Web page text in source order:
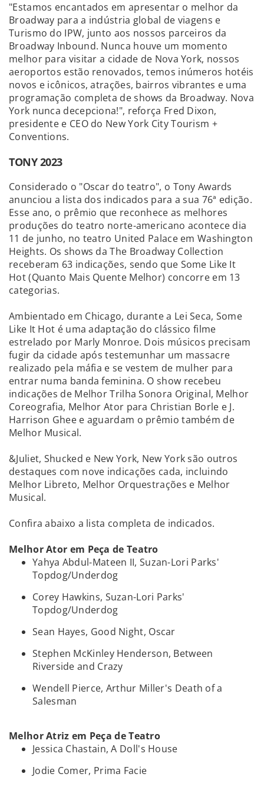
"Estamos encantados em apresentar o melhor da
Broadway para a indústria global de viagens e
Turismo do IPW, junto aos nossos parceiros da
Broadway Inbound. Nunca houve um momento
melhor para visitar a cidade de Nova York, nossos
aeroportos estão renovados, temos inúmeros hotéis
novos e icônicos, atrações, bairros vibrantes e uma
programação completa de shows da Broadway. Nova
York nunca decepciona!", reforça Fred Dixon,
presidente e CEO do New York City Tourism +
Conventions.
TONY 2023
Considerado o "Oscar do teatro", o Tony Awards
anunciou a lista dos indicados para a sua 76ª edição.
Esse ano, o prêmio que reconhece as melhores
produções do teatro norte-americano acontece dia
11 de junho, no teatro United Palace em Washington
Heights. Os shows da The Broadway Collection
receberam 63 indicações, sendo que Some Like It
Hot (Quanto Mais Quente Melhor) concorre em 13
categorias.
Ambientado em Chicago, durante a Lei Seca, Some
Like It Hot é uma adaptação do clássico filme
estrelado por Marly Monroe. Dois músicos precisam
fugir da cidade após testemunhar um massacre
realizado pela máfia e se vestem de mulher para
entrar numa banda feminina. O show recebeu
indicações de Melhor Trilha Sonora Original, Melhor
Coreografia, Melhor Ator para Christian Borle e J.
Harrison Ghee e aguardam o prêmio também de
Melhor Musical.
&Juliet, Shucked e New York, New York são outros
destaques com nove indicações cada, incluindo
Melhor Libreto, Melhor Orquestrações e Melhor
Musical.
Confira abaixo a lista completa de indicados.
Melhor Ator em Peça de Teatro
Yahya Abdul-Mateen II, Suzan-Lori Parks'
Topdog/Underdog
Corey Hawkins, Suzan-Lori Parks'
Topdog/Underdog
Sean Hayes, Good Night, Oscar
Stephen McKinley Henderson, Between
Riverside and Crazy
Wendell Pierce, Arthur Miller's Death of a
Salesman
Melhor Atriz em Peça de Teatro
Jessica Chastain, A Doll's House
Jodie Comer, Prima Facie